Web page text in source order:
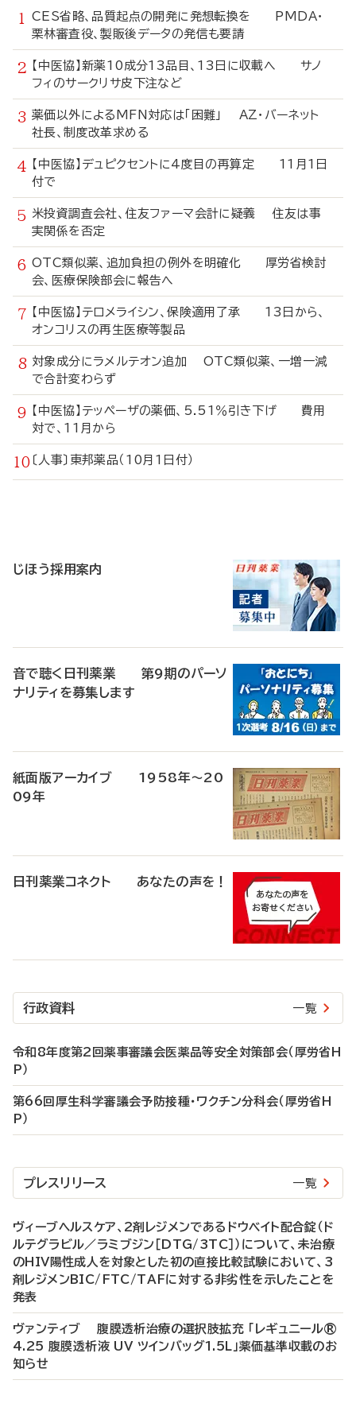
CES省略、品質起点の開発に発想転換を PMDA・
栗林審査役、製販後データの発信も要請
【中医協】新薬10成分13品目、13日に収載へ サノ
フィのサークリサ皮下注など
薬価以外によるMFN対応は「困難」 AZ・バーネット
社長、制度改革求める
【中医協】デュピクセントに4度目の再算定 11月1日
付で
米投資調査会社、住友ファーマ会計に疑義 住友は事
実関係を否定
OTC類似薬、追加負担の例外を明確化 厚労省検討
会、医療保険部会に報告へ
【中医協】テロメライシン、保険適用了承 13日から、
オンコリスの再生医療等製品
対象成分にラメルテオン追加 OTC類似薬、一増一減
で合計変わらず
【中医協】テッペーザの薬価、5.51％引き下げ 費用
対で、11月から
〔人事〕東邦薬品（10月1日付）
じほう採用案内
音で聴く日刊薬業 第9期のパーソ
ナリティを募集します
紙面版アーカイブ 1958年～20
09年
日刊薬業コネクト あなたの声を！
行政資料 一覧
令和8年度第2回薬事審議会医薬品等安全対策部会（厚労省H
P）
第66回厚生科学審議会予防接種・ワクチン分科会（厚労省H
P）
プレスリリース 一覧
ヴィーブヘルスケア、2剤レジメンであるドウベイト配合錠（ド
ルテグラビル／ラミブジン［DTG/3TC］）について、未治療
のHIV陽性成人を対象とした初の直接比較試験において、3
剤レジメンBIC/FTC/TAFに対する非劣性を示したことを
発表
ヴァンティブ 腹膜透析治療の選択肢拡充 「レギュニール®
4.25 腹膜透析液 UV ツインバッグ1.5L」薬価基準収載のお
知らせ